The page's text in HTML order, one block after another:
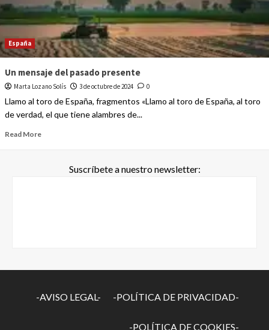
España
Un mensaje del pasado presente
Marta Lozano Solís 3 de octubre de 2024 0
Llamo al toro de España, fragmentos «Llamo al toro de España, al toro
de verdad, el que tiene alambres de...
Read More
Suscríbete a nuestro newsletter:
-AVISO LEGAL- -POLÍTICA DE PRIVACIDAD-
-POLÍTICA DE COOKIES-